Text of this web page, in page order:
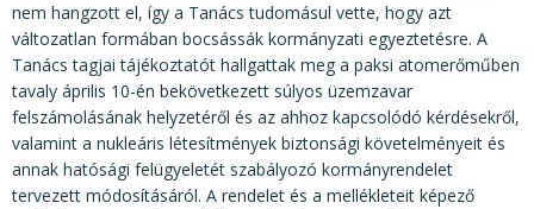
nem hangzott el, így a Tanács tudomásul vette, hogy azt
változatlan formában bocsássák kormányzati egyeztetésre. A
Tanács tagjai tájékoztatót hallgattak meg a paksi atomerőműben
tavaly április 10-én bekövetkezett súlyos üzemzavar
felszámolásának helyzetéről és az ahhoz kapcsolódó kérdésekről,
valamint a nukleáris létesítmények biztonsági követelményeit és
annak hatósági felügyeletét szabályozó kormányrendelet
tervezett módosításáról. A rendelet és a mellékleteit képező